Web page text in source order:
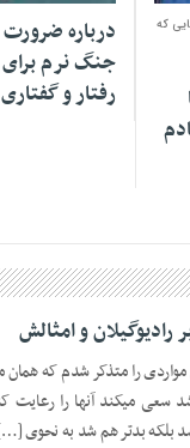
که
درباره
جنگ نرم
رفتار و گفتاری
رادیوگیلان و امثالش
مواردی را متذکر شدم که همان
سعی میکند آنها را رعایت
بلکه بدتر هم شد به نحوی